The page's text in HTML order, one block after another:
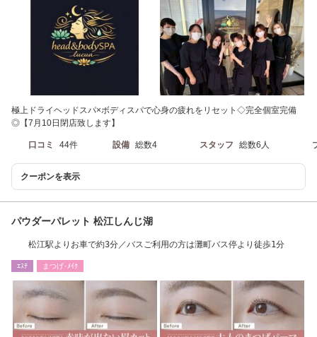
極上ドライヘッドスパ×ボディスパで心身の疲れをリセット◇完全個室完備
◎【7月10日閉店致します】
口コミ 44件 設備 総数4 スタッフ 総数6人
クーポンを表示
パウダーパレット 松江しんじ湖
松江駅よりお車で約3分／バスご利用の方は灘町バス停より徒歩1分
ｴｽﾃ まつげ･ﾒｲｸ